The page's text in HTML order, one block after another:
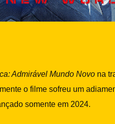
Admirável Mundo Novo na
o filme sofreu um
somente em 2024.